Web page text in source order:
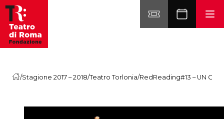
Vai al contenuto
/Stagione 2017 – 2018/Teatro Torlonia/RedReading#13 – UN